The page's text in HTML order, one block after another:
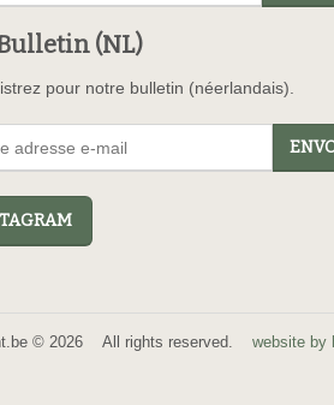
(NL)
pour notre bulletin (néerlandais).
© 2026 All rights reserved. website by